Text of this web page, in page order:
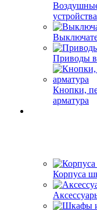
устройства
Приводы
Кнопки,
арматура
Корпуса